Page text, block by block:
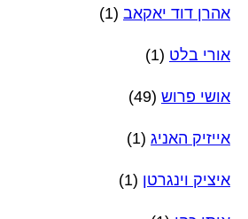
אהרן דוד יאקאב (1)
אורי בלט (1)
אושי פרוש (49)
אייזיק האניג (1)
איציק וינגרטן (1)